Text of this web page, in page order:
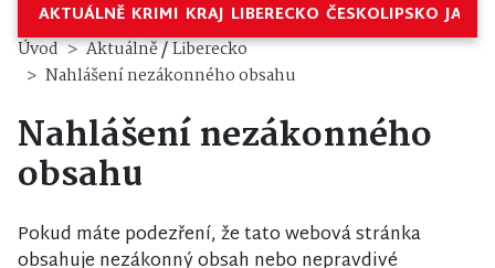
AKTUÁLNĚ KRIMI KRAJ LIBERECKO ČESKOLIPSKO
Úvod Aktuálně/Liberecko
Nahlášení nezákonného obsahu
Nahlášení nezákonného
obsahu
Pokud máte podezření, že tato webová stránka